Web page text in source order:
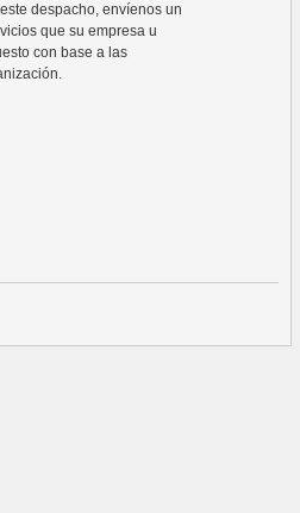
despacho, envíenos un
que su empresa u
con base a las